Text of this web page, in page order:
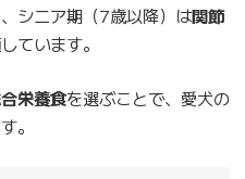
、シニア期（7歳以降）は関節
ています。
栄養食を選ぶことで、愛犬の
。